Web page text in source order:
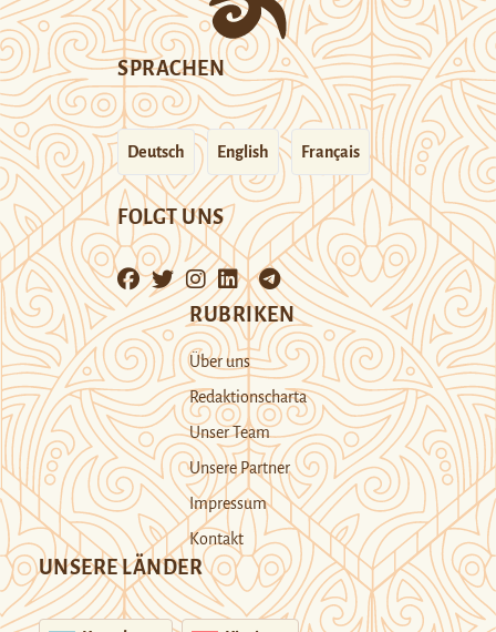
SPRACHEN
Deutsch English Français
FOLGT UNS
RUBRIKEN
Über uns
Redaktionscharta
Unser Team
Unsere Partner
Impressum
Kontakt
UNSERE LÄNDER